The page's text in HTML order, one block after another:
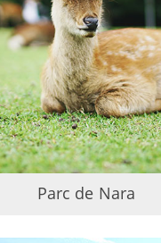
Parc de Nara